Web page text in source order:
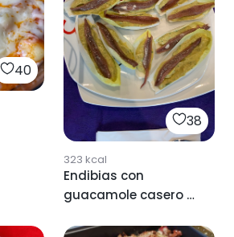
40
38
323 kcal
Endibias con
guacamole casero y